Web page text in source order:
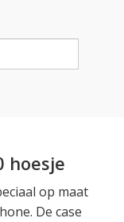
hoesje
op maat
De case